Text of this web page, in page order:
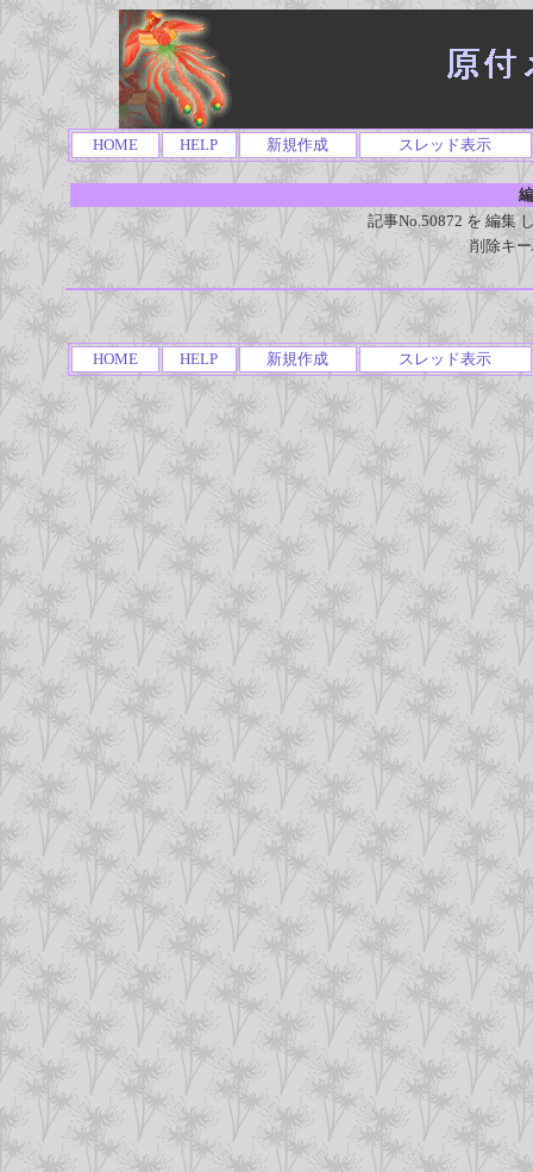
HOME HELP 新規作成 スレッド表示
記事No.50872 を 編集
削除キ
HOME HELP 新規作成 スレッド表示